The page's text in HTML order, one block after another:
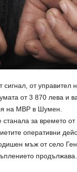
от управител
от 3 870 лева и
на МВР в Шумен.
за времето
оперативни
мъж от село
продължава.